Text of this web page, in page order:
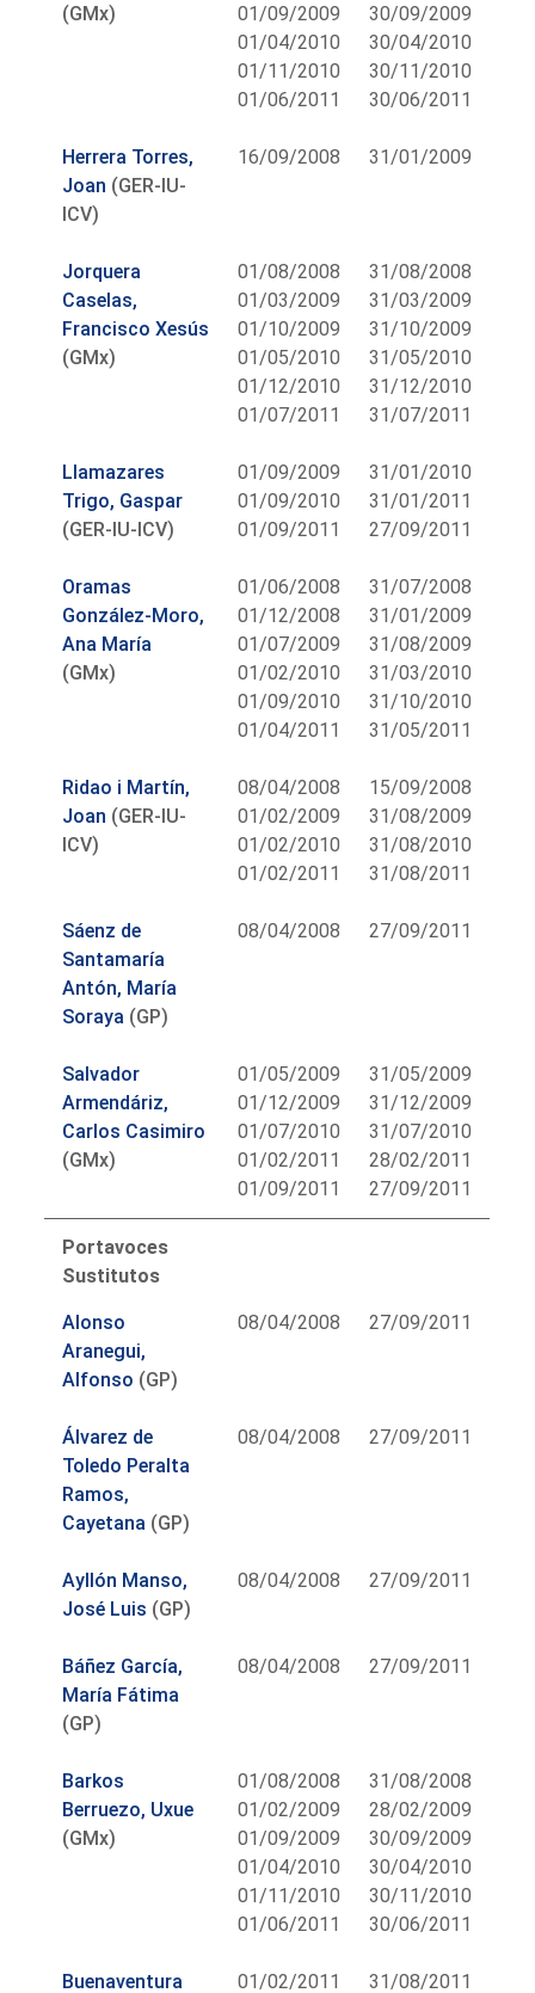
(GMx)
01/09/2009
01/04/2010
01/11/2010
01/06/2011
30/09/2009
30/04/2010
30/11/2010
30/06/2011
Herrera Torres,
Joan (GER-IU-
ICV)
16/09/2008 31/01/2009
Jorquera
Caselas,
Francisco Xesús
(GMx)
01/08/2008
01/03/2009
01/10/2009
01/05/2010
01/12/2010
01/07/2011
31/08/2008
31/03/2009
31/10/2009
31/05/2010
31/12/2010
31/07/2011
Llamazares
Trigo, Gaspar
(GER-IU-ICV)
01/09/2009
01/09/2010
01/09/2011
31/01/2010
31/01/2011
27/09/2011
Oramas
González-Moro,
Ana María
(GMx)
01/06/2008
01/12/2008
01/07/2009
01/02/2010
01/09/2010
01/04/2011
31/07/2008
31/01/2009
31/08/2009
31/03/2010
31/10/2010
31/05/2011
Ridao i Martín,
Joan (GER-IU-
ICV)
08/04/2008
01/02/2009
01/02/2010
01/02/2011
15/09/2008
31/08/2009
31/08/2010
31/08/2011
Sáenz de
Santamaría
Antón, María
Soraya (GP)
08/04/2008 27/09/2011
Salvador
Armendáriz,
Carlos Casimiro
(GMx)
01/05/2009
01/12/2009
01/07/2010
01/02/2011
01/09/2011
31/05/2009
31/12/2009
31/07/2010
28/02/2011
27/09/2011
Portavoces
Sustitutos
Alonso
Aranegui,
Alfonso (GP)
08/04/2008 27/09/2011
Álvarez de
Toledo Peralta
Ramos,
Cayetana (GP)
08/04/2008 27/09/2011
Ayllón Manso,
José Luis (GP)
08/04/2008 27/09/2011
Báñez García,
María Fátima
(GP)
08/04/2008 27/09/2011
Barkos
Berruezo, Uxue
(GMx)
01/08/2008
01/02/2009
01/09/2009
01/04/2010
01/11/2010
01/06/2011
31/08/2008
28/02/2009
30/09/2009
30/04/2010
30/11/2010
30/06/2011
Buenaventura 01/02/2011 31/08/2011